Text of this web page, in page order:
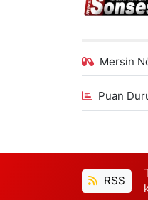
Mersin
Puan
RSS